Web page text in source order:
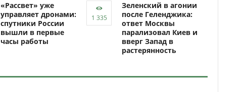
«Рассвет» уже
управляет дронами:
спутники России
вышли в первые
часы работы
Зеленский в агонии
после Геленджика:
ответ Москвы
парализовал Киев и
вверг Запад в
растерянность